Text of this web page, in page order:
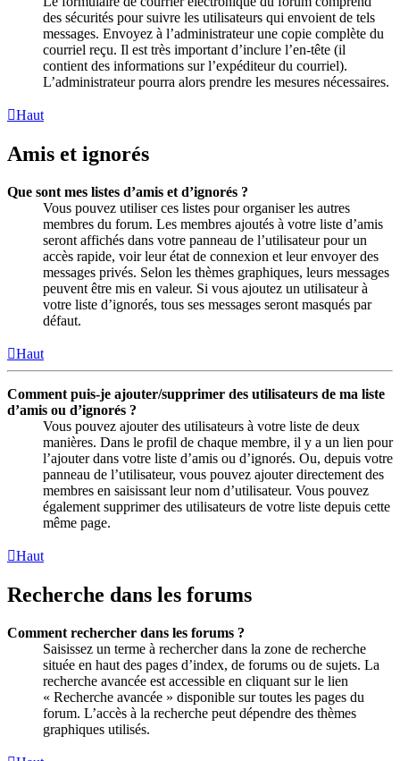
des sécurités pour suivre les utilisateurs qui envoient de tels
messages. Envoyez à l’administrateur une copie complète du
courriel reçu. Il est très important d’inclure l’en-tête (il
contient des informations sur l’expéditeur du courriel).
L’administrateur pourra alors prendre les mesures nécessaires.
Haut
Amis et ignorés
Que sont mes listes d’amis et d’ignorés ?
Vous pouvez utiliser ces listes pour organiser les autres
membres du forum. Les membres ajoutés à votre liste d’amis
seront affichés dans votre panneau de l’utilisateur pour un
accès rapide, voir leur état de connexion et leur envoyer des
messages privés. Selon les thèmes graphiques, leurs messages
peuvent être mis en valeur. Si vous ajoutez un utilisateur à
votre liste d’ignorés, tous ses messages seront masqués par
défaut.
Haut
Comment puis-je ajouter/supprimer des utilisateurs de ma liste
d’amis ou d’ignorés ?
Vous pouvez ajouter des utilisateurs à votre liste de deux
manières. Dans le profil de chaque membre, il y a un lien pour
l’ajouter dans votre liste d’amis ou d’ignorés. Ou, depuis votre
panneau de l’utilisateur, vous pouvez ajouter directement des
membres en saisissant leur nom d’utilisateur. Vous pouvez
également supprimer des utilisateurs de votre liste depuis cette
même page.
Haut
Recherche dans les forums
Comment rechercher dans les forums ?
Saisissez un terme à rechercher dans la zone de recherche
située en haut des pages d’index, de forums ou de sujets. La
recherche avancée est accessible en cliquant sur le lien
« Recherche avancée » disponible sur toutes les pages du
forum. L’accès à la recherche peut dépendre des thèmes
graphiques utilisés.